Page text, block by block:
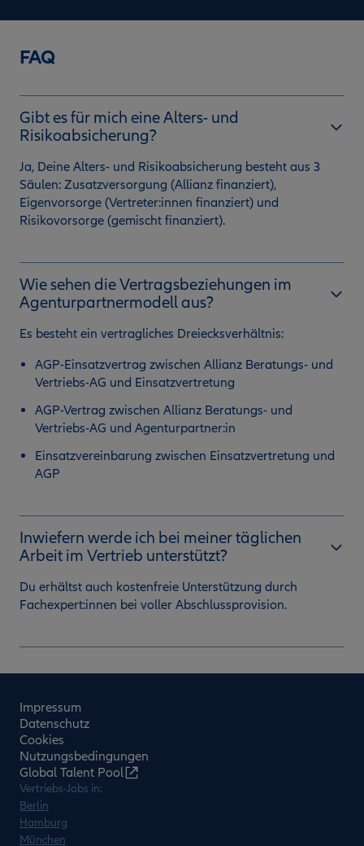
FAQ
Gibt es für mich eine Alters- und
Risikoabsicherung?
Ja, Deine Alters- und Risikoabsicherung besteht aus 3
Säulen: Zusatzversorgung (Allianz finanziert),
Eigenvorsorge (Vertreter:innen finanziert) und
Risikovorsorge (gemischt finanziert).
Wie sehen die Vertragsbeziehungen im
Agenturpartnermodell aus?
Es besteht ein vertragliches Dreiecksverhältnis:
AGP-Einsatzvertrag zwischen Allianz Beratungs- und
Vertriebs-AG und Einsatzvertretung
AGP-Vertrag zwischen Allianz Beratungs- und
Vertriebs-AG und Agenturpartner:in
Einsatzvereinbarung zwischen Einsatzvertretung und
AGP
Inwiefern werde ich bei meiner täglichen
Arbeit im Vertrieb unterstützt?
Du erhältst auch kostenfreie Unterstützung durch
Fachexpert:innen bei voller Abschlussprovision.
Impressum
Datenschutz
Cookies
Nutzungsbedingungen
Global Talent Pool
Vertriebs-Jobs in:
Berlin
Hamburg
München